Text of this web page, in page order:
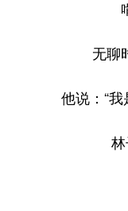
无聊
他说：“
林